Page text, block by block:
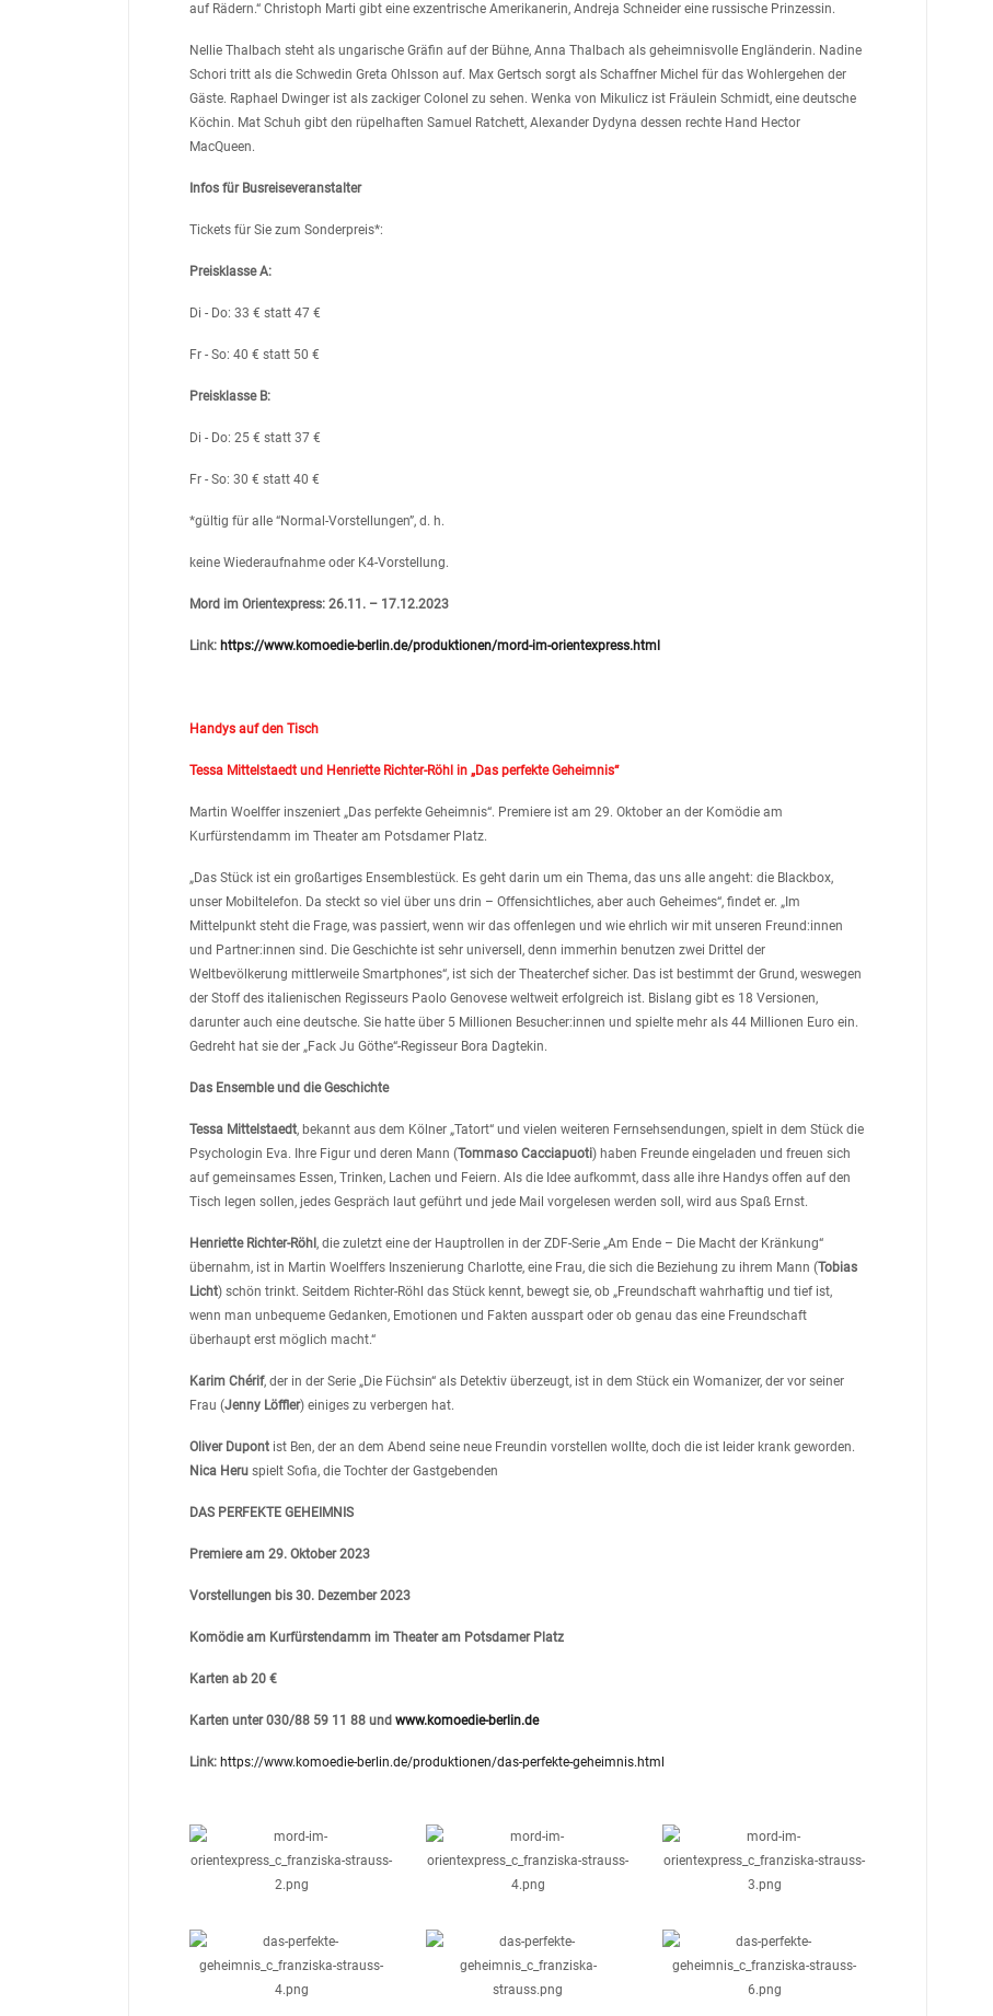
auf Rädern.“ Christoph Marti gibt eine exzentrische Amerikanerin, Andreja Schneider eine russische Prinzessin.
Nellie Thalbach steht als ungarische Gräfin auf der Bühne, Anna Thalbach als geheimnisvolle Engländerin. Nadine
Schori tritt als die Schwedin Greta Ohlsson auf. Max Gertsch sorgt als Schaffner Michel für das Wohlergehen der
Gäste. Raphael Dwinger ist als zackiger Colonel zu sehen. Wenka von Mikulicz ist Fräulein Schmidt, eine deutsche
Köchin. Mat Schuh gibt den rüpelhaften Samuel Ratchett, Alexander Dydyna dessen rechte Hand Hector
MacQueen.
Infos für Busreiseveranstalter
Tickets für Sie zum Sonderpreis*:
Preisklasse A:
Di - Do: 33 € statt 47 €
Fr - So: 40 € statt 50 €
Preisklasse B:
Di - Do: 25 € statt 37 €
Fr - So: 30 € statt 40 €
*gültig für alle “Normal-Vorstellungen”, d. h.
keine Wiederaufnahme oder K4-Vorstellung.
Mord im Orientexpress: 26.11. – 17.12.2023
Link: https://www.komoedie-berlin.de/produktionen/mord-im-orientexpress.html
Handys auf den Tisch
Tessa Mittelstaedt und Henriette Richter-Röhl in „Das perfekte Geheimnis“
Martin Woelffer inszeniert „Das perfekte Geheimnis“. Premiere ist am 29. Oktober an der Komödie am
Kurfürstendamm im Theater am Potsdamer Platz.
„Das Stück ist ein großartiges Ensemblestück. Es geht darin um ein Thema, das uns alle angeht: die Blackbox,
unser Mobiltelefon. Da steckt so viel über uns drin – Offensichtliches, aber auch Geheimes“, findet er. „Im
Mittelpunkt steht die Frage, was passiert, wenn wir das offenlegen und wie ehrlich wir mit unseren Freund:innen
und Partner:innen sind. Die Geschichte ist sehr universell, denn immerhin benutzen zwei Drittel der
Weltbevölkerung mittlerweile Smartphones“, ist sich der Theaterchef sicher. Das ist bestimmt der Grund, weswegen
der Stoff des italienischen Regisseurs Paolo Genovese weltweit erfolgreich ist. Bislang gibt es 18 Versionen,
darunter auch eine deutsche. Sie hatte über 5 Millionen Besucher:innen und spielte mehr als 44 Millionen Euro ein.
Gedreht hat sie der „Fack Ju Göthe“-Regisseur Bora Dagtekin.
Das Ensemble und die Geschichte
Tessa Mittelstaedt, bekannt aus dem Kölner „Tatort“ und vielen weiteren Fernsehsendungen, spielt in dem Stück die
Psychologin Eva. Ihre Figur und deren Mann (Tommaso Cacciapuoti) haben Freunde eingeladen und freuen sich
auf gemeinsames Essen, Trinken, Lachen und Feiern. Als die Idee aufkommt, dass alle ihre Handys offen auf den
Tisch legen sollen, jedes Gespräch laut geführt und jede Mail vorgelesen werden soll, wird aus Spaß Ernst.
Henriette Richter-Röhl , die zuletzt eine der Hauptrollen in der ZDF-Serie „Am Ende – Die Macht der Kränkung“
übernahm, ist in Martin Woelffers Inszenierung Charlotte, eine Frau, die sich die Beziehung zu ihrem Mann (Tobias
Licht) schön trinkt. Seitdem Richter-Röhl das Stück kennt, bewegt sie, ob „Freundschaft wahrhaftig und tief ist,
wenn man unbequeme Gedanken, Emotionen und Fakten ausspart oder ob genau das eine Freundschaft
überhaupt erst möglich macht.“
Karim Chérif, der in der Serie „Die Füchsin“ als Detektiv überzeugt, ist in dem Stück ein Womanizer, der vor seiner
Frau (Jenny Löffler) einiges zu verbergen hat.
Oliver Dupont ist Ben, der an dem Abend seine neue Freundin vorstellen wollte, doch die ist leider krank geworden.
Nica Heru spielt Sofia, die Tochter der Gastgebenden
DAS PERFEKTE GEHEIMNIS
Premiere am 29. Oktober 2023
Vorstellungen bis 30. Dezember 2023
Komödie am Kurfürstendamm im Theater am Potsdamer Platz
Karten ab 20 €
Karten unter 030/88 59 11 88 und www.komoedie-berlin.de
Link: https://www.komoedie-berlin.de/produktionen/das-perfekte-geheimnis.html